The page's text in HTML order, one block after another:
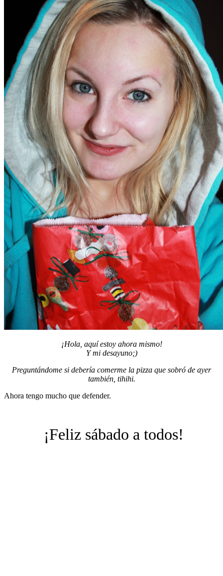
¡Hola, aquí estoy ahora mismo!
Y mi desayuno;)
Preguntándome si debería comerme la pizza que sobró de ayer
también, tihihi.
Ahora tengo mucho que defender.
¡Feliz sábado a todos!